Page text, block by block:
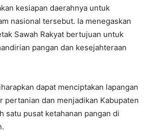
kesiapan daerahnya untuk
nasional tersebut. Ia menegaskan
Sawah Rakyat bertujuan untuk
pangan dan kesejahteraan
dapat menciptakan lapangan
pertanian dan menjadikan Kabupaten
satu pusat ketahanan pangan di